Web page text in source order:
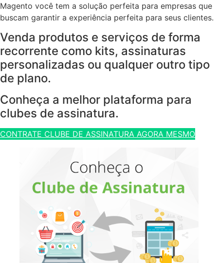
Magento você tem a solução perfeita para empresas que
buscam garantir a experiência perfeita para seus clientes.
Venda produtos e serviços de forma
recorrente como kits, assinaturas
personalizadas ou qualquer outro tipo
de plano.
Conheça a melhor plataforma para
clubes de assinatura.
CONTRATE CLUBE DE ASSINATURA AGORA MESMO